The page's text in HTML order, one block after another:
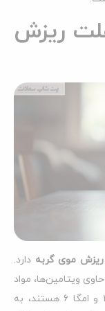
ریزش
موی گربه دارد.
ویتامین‌ها، مواد
معدنی و اسیدهای چرب ضروری مانند امگا ۳ و امگا ۶ هستند، به